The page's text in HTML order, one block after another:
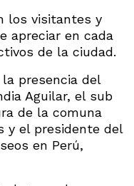
los visitantes y
apreciar en cada
de la ciudad.
presencia del
Aguilar, el sub
de la comuna
y el presidente del
en Perú,